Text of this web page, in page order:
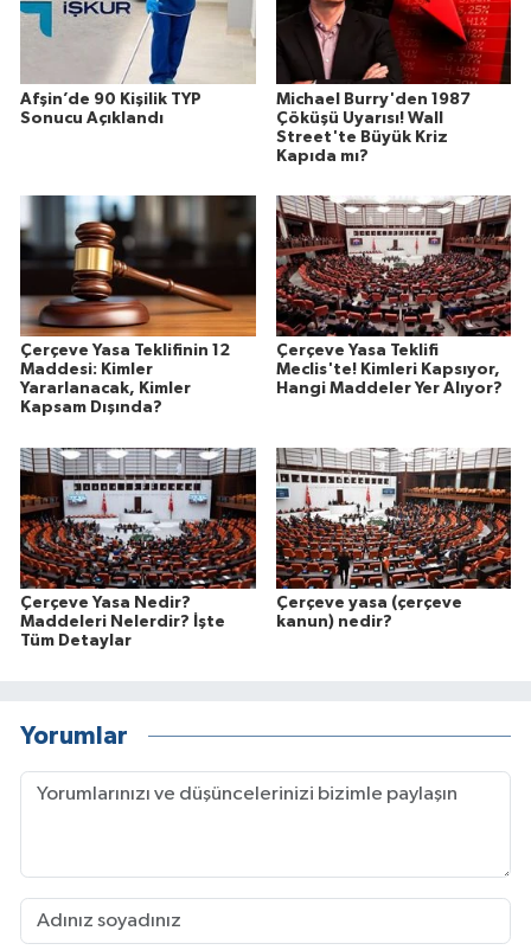
Afşin’de 90 Kişilik TYP
Sonucu Açıklandı
Michael Burry'den 1987
Çöküşü Uyarısı! Wall
Street'te Büyük Kriz
Kapıda mı?
Çerçeve Yasa Teklifinin 12
Maddesi: Kimler
Yararlanacak, Kimler
Kapsam Dışında?
Çerçeve Yasa Teklifi
Meclis'te! Kimleri Kapsıyor,
Hangi Maddeler Yer Alıyor?
Çerçeve Yasa Nedir?
Maddeleri Nelerdir? İşte
Tüm Detaylar
Çerçeve yasa (çerçeve
kanun) nedir?
Yorumlar